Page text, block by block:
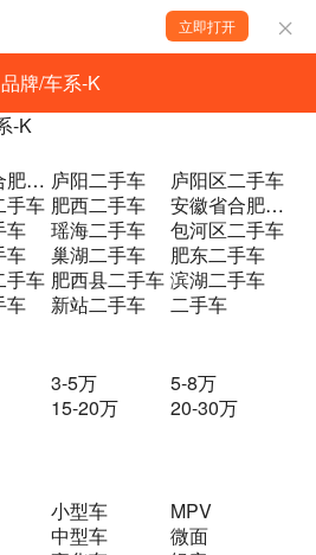
立即打开
品牌/车系-K
-K
安徽省合肥市包河区兰州路与包河大道交叉口二手车 庐阳二手车
庐阳区二手车
手车 肥西二手车
安徽省合肥市庐阳区蒙城北路2118号 二手车
车 瑶海二手车
包河区二手车
车 巢湖二手车
肥东二手车
手车 肥西县二手车 滨湖二手车
车 新站二手车
二手车
3-5万
5-8万
15-20万
20-30万
小型车
MPV
中型车
微面